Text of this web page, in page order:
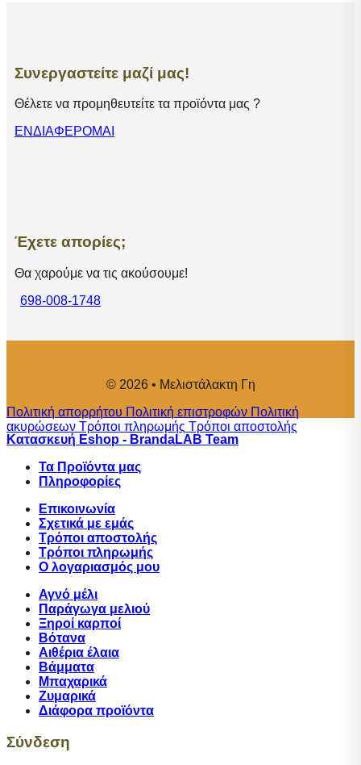
Συνεργαστείτε μαζί μας!
Θέλετε να προμηθευτείτε τα προϊόντα μας ?
ΕΝΔΙΑΦΕΡΟΜΑΙ
Έχετε απορίες;
Θα χαρούμε να τις ακούσουμε!
698-008-1748
© 2026 • Μελιστάλακτη Γη
Πολιτική απορρήτου Πολιτική επιστροφών Πολιτική
ακυρώσεων Τρόποι πληρωμής Τρόποι αποστολής
Κατασκευή Eshop - BrandaLAB Team
Τα Προϊόντα μας
Πληροφορίες
Επικοινωνία
Σχετικά με εμάς
Tρόποι αποστολής
Τρόποι πληρωμής
Ο λογαριασμός μου
Αγνό μέλι
Παράγωγα μελιού
Ξηροί καρποί
Βότανα
Αιθέρια έλαια
Βάμματα
Μπαχαρικά
Ζυμαρικά
Διάφορα προϊόντα
Σύνδεση